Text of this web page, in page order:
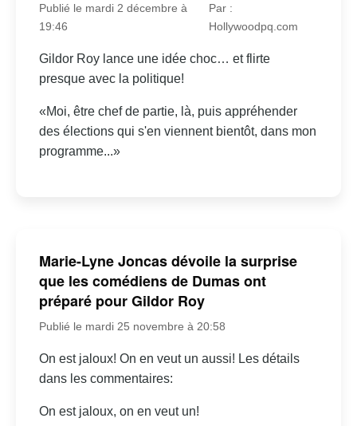
Publié le mardi 2 décembre à
19:46
Par :
Hollywoodpq.com
Gildor Roy lance une idée choc… et flirte
presque avec la politique!
«Moi, être chef de partie, là, puis appréhender
des élections qui s'en viennent bientôt, dans mon
programme...»
Marie-Lyne Joncas dévoile la surprise
que les comédiens de Dumas ont
préparé pour Gildor Roy
Publié le mardi 25 novembre à 20:58
On est jaloux! On en veut un aussi! Les détails
dans les commentaires:
On est jaloux, on en veut un!